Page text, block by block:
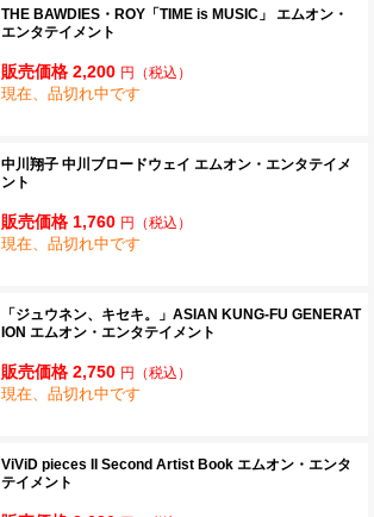
THE BAWDIES・ROY「TIME is MUSIC」 エムオン・
エンタテイメント
販売価格 2,200 円 （税込）
現在、品切れ中です
中川翔子 中川ブロードウェイ エムオン・エンタテイメ
ント
販売価格 1,760 円 （税込）
現在、品切れ中です
「ジュウネン、キセキ。」ASIAN KUNG-FU GENERAT
ION エムオン・エンタテイメント
販売価格 2,750 円 （税込）
現在、品切れ中です
ViViD pieces II Second Artist Book エムオン・エンタ
テイメント